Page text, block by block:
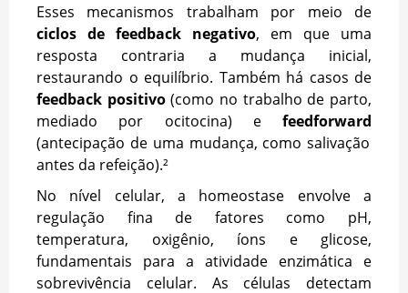
Esses mecanismos trabalham por meio de
ciclos de feedback negativo, em que uma
resposta contraria a mudança inicial,
restaurando o equilíbrio. Também há casos de
feedback positivo(como no trabalho de parto,
mediado por ocitocina) e feedforward
(antecipação de uma mudança, como salivação
antes da refeição).²
No nível celular, a homeostase envolve a
regulação fina de fatores como pH,
temperatura, oxigênio, íons e glicose,
fundamentais para a atividade enzimática e
sobrevivência celular. As células detectam